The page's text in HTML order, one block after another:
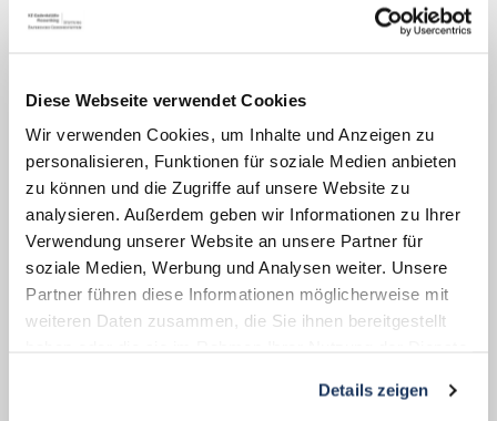
Diese Webseite verwendet Cookies
Wir verwenden Cookies, um Inhalte und Anzeigen zu
personalisieren, Funktionen für soziale Medien anbieten
zu können und die Zugriffe auf unsere Website zu
analysieren. Außerdem geben wir Informationen zu Ihrer
Verwendung unserer Website an unsere Partner für
soziale Medien, Werbung und Analysen weiter. Unsere
Partner führen diese Informationen möglicherweise mit
weiteren Daten zusammen, die Sie ihnen bereitgestellt
Details zeigen
Aber, fast vergisst man beim Reden über die
Zeitzeugen und der Zeitzeugin ein ganz
fundamentales Faktum: Er oder sie ist vor
allem Individuum.“ Dr. Jörg Skriebeleit, Leiter
der KZ-Gedenkstätte Flossenbürg.
Die multimediale Ausstellung „Ende der
Zeitzeugenschaft?“ setzt die Überlebenden
mit ihren Erzählungen ins Zentrum,
Zeitzeugeninterviews, beleuchtet die